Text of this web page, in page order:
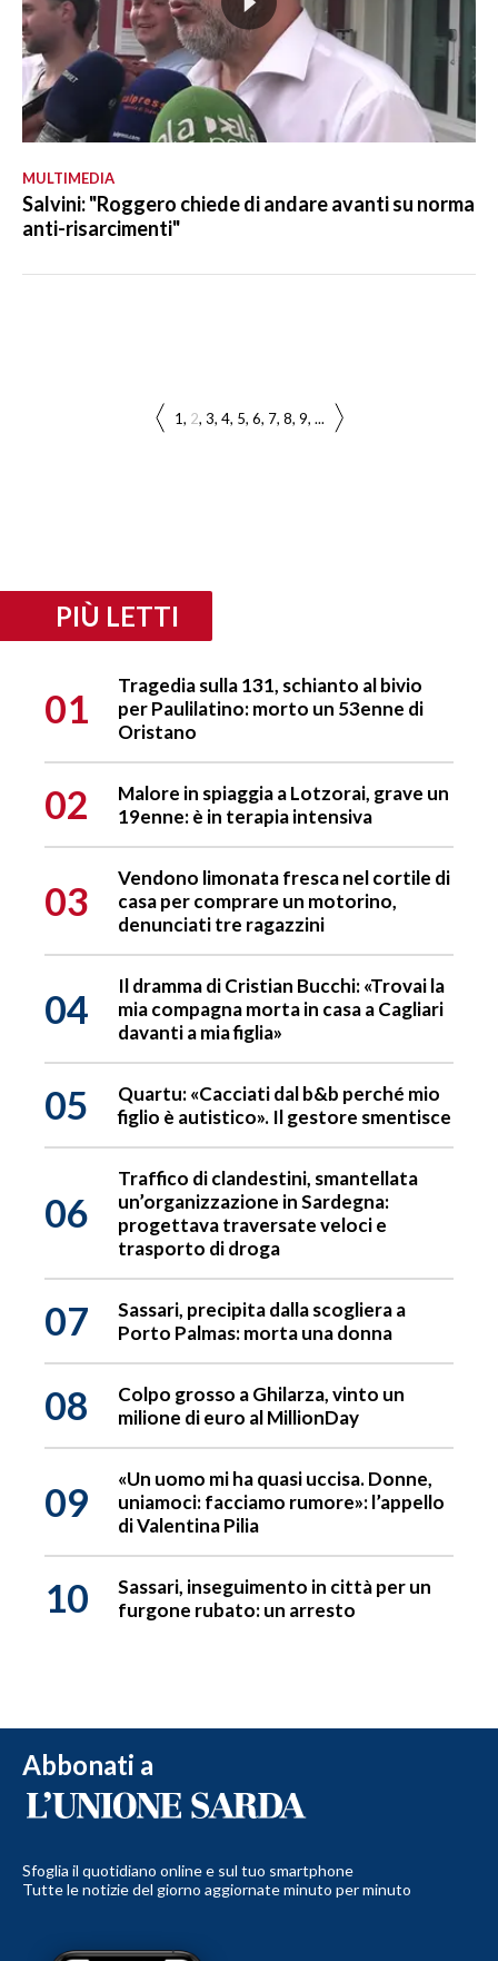
MULTIMEDIA
Salvini: "Roggero chiede di andare avanti su norma
anti-risarcimenti"
1 2 3 4 5 6 7 8 9 ...
PIÙ LETTI
01
Tragedia sulla 131, schianto al bivio
per Paulilatino: morto un 53enne di
Oristano
02
Malore in spiaggia a Lotzorai, grave un
19enne: è in terapia intensiva
03
Vendono limonata fresca nel cortile di
casa per comprare un motorino,
denunciati tre ragazzini
04
Il dramma di Cristian Bucchi: «Trovai la
mia compagna morta in casa a Cagliari
davanti a mia figlia»
05
Quartu: «Cacciati dal b&b perché mio
figlio è autistico». Il gestore smentisce
06
Traffico di clandestini, smantellata
un’organizzazione in Sardegna:
progettava traversate veloci e
trasporto di droga
07
Sassari, precipita dalla scogliera a
Porto Palmas: morta una donna
08
Colpo grosso a Ghilarza, vinto un
milione di euro al MillionDay
09
«Un uomo mi ha quasi uccisa. Donne,
uniamoci: facciamo rumore»: l’appello
di Valentina Pilia
10
Sassari, inseguimento in città per un
furgone rubato: un arresto
Abbonati a
Sfoglia il quotidiano online e sul tuo smartphone
Tutte le notizie del giorno aggiornate minuto per minuto